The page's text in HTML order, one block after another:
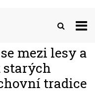
mezi lesy a
starých
tradice